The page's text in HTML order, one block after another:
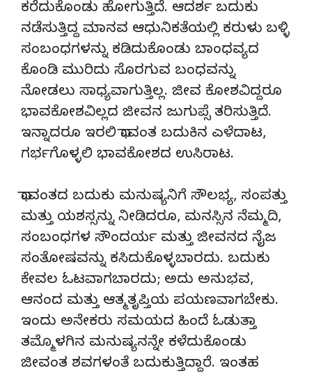
ಕರೆದುಕೊಂಡು ಹೋಗುತ್ತಿದೆ. ಆದರ್ಶ ಬದುಕು
ನಡೆಸುತ್ತಿದ್ದ ಮಾನವ ಆಧುನಿಕತೆಯಲ್ಲಿ ಕರುಳು ಬಳ್ಳಿ
ಸಂಬಂಧಗಳನ್ನು ಕಡಿದುಕೊಂಡು ಬಾಂಧವ್ಯದ
ಕೊಂಡಿ ಮುರಿದು ಸೊರಗುವ ಬಂಧವನ್ನು
ನೋಡಲು ಸಾಧ್ಯವಾಗುತ್ತಿಲ್ಲ. ಜೀವ ಕೋಶವಿದ್ದರೂ
ಭಾವಕೋಶವಿಲ್ಲದ ಜೀವನ ಜುಗುಪ್ಸೆ ತರಿಸುತ್ತಿದೆ.
ಇನ್ನಾದರೂ ಇರಲಿ ಧಾವಂತ ಬದುಕಿನ ಎಳೆದಾಟ,
ಗರ್ಭಗೊಳ್ಳಲಿ ಭಾವಕೋಶದ ಉಸಿರಾಟ.
ಧಾವಂತದ ಬದುಕು ಮನುಷ್ಯನಿಗೆ ಸೌಲಭ್ಯ, ಸಂಪತ್ತು
ಮತ್ತು ಯಶಸ್ಸನ್ನು ನೀಡಿದರೂ, ಮನಸ್ಸಿನ ನೆಮ್ಮದಿ,
ಸಂಬಂಧಗಳ ಸೌಂದರ್ಯ ಮತ್ತು ಜೀವನದ ನೈಜ
ಸಂತೋಷವನ್ನು ಕಸಿದುಕೊಳ್ಳಬಾರದು. ಬದುಕು
ಕೇವಲ ಓಟವಾಗಬಾರದು; ಅದು ಅನುಭವ,
ಆನಂದ ಮತ್ತು ಆತ್ಮತೃಪ್ತಿಯ ಪಯಣವಾಗಬೇಕು.
ಇಂದು ಅನೇಕರು ಸಮಯದ ಹಿಂದೆ ಓಡುತ್ತಾ
ತಮ್ಮೊಳಗಿನ ಮನುಷ್ಯನನ್ನೇ ಕಳೆದುಕೊಂಡು
ಜೀವಂತ ಶವಗಳಂತೆ ಬದುಕುತ್ತಿದ್ದಾರೆ. ಇಂತಹ